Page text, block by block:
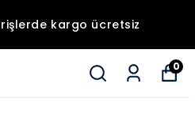
kargo ücretsiz
0